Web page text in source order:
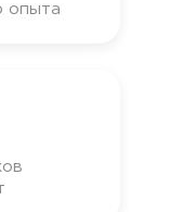
опыта